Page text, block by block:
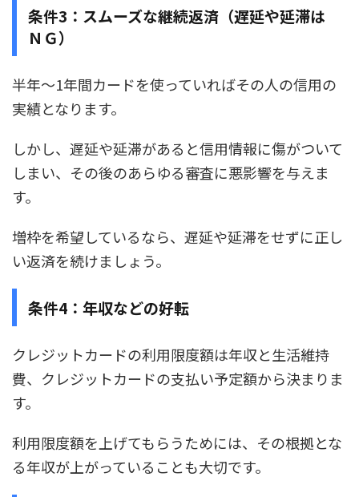
条件3：スムーズな継続返済（遅延や延滞は
ＮＧ）
半年～1年間カードを使っていればその人の信用の
実績となります。
しかし、遅延や延滞があると信用情報に傷がついて
しまい、その後のあらゆる審査に悪影響を与えま
す。
増枠を希望しているなら、遅延や延滞をせずに正し
い返済を続けましょう。
条件4：年収などの好転
クレジットカードの利用限度額は年収と生活維持
費、クレジットカードの支払い予定額から決まりま
す。
利用限度額を上げてもらうためには、その根拠とな
る年収が上がっていることも大切です。